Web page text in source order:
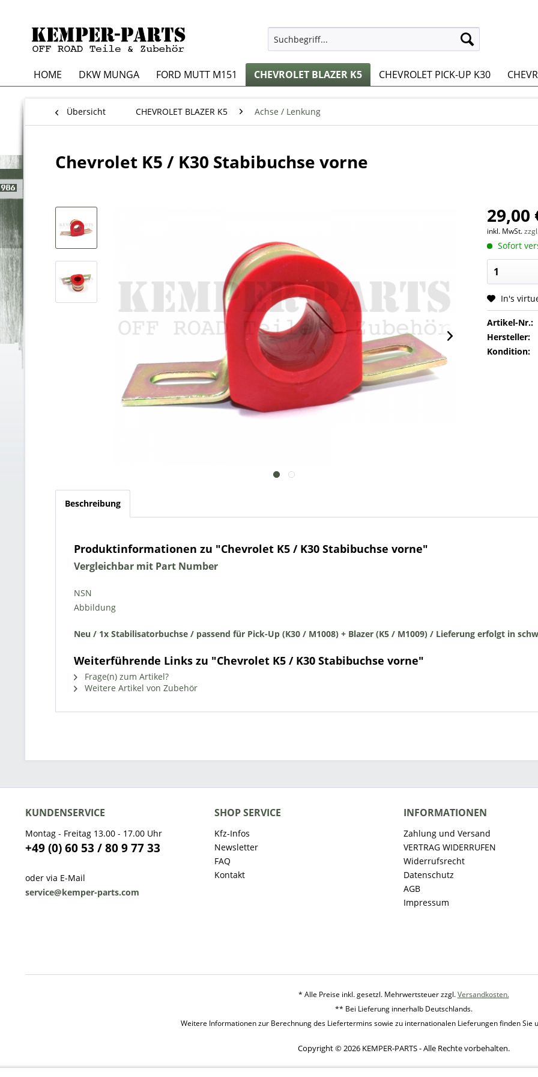
HOME DKW MUNGA FORD MUTT M151 CHEVROLET BLAZER K5 CHEVROLET PICK-UP K30
Übersicht CHEVROLET BLAZER K5 Achse / Lenkung
Chevrolet K5 / K30 Stabibuchse vorne
29,00
inkl. MwSt.
Sofort
In's
Artikel-Nr.:
Hersteller:
Kondition:
Beschreibung
Produktinformationen zu "Chevrolet K5 / K30 Stabibuchse vorne"
Vergleichbar mit Part Number
NSN
Abbildung
Neu / 1x Stabilisatorbuchse / passend für Pick-Up (K30 / M1008) + Blazer (K5 / M1009) / Lieferung erfolgt in
Weiterführende Links zu "Chevrolet K5 / K30 Stabibuchse vorne"
Frage(n) zum Artikel?
Weitere Artikel von Zubehör
KUNDENSERVICE
Montag - Freitag 13.00 - 17.00 Uhr
+49 (0) 60 53 / 80 9 77 33
oder via E-Mail
service@kemper-parts.com
SHOP SERVICE
Kfz-Infos
Newsletter
FAQ
Kontakt
INFORMATIONEN
Zahlung und Versand
VERTRAG WIDERRUFEN
Widerrufsrecht
Datenschutz
AGB
Impressum
* Alle Preise inkl. gesetzl. Mehrwertsteuer zzgl.Versandkosten.
** Bei Lieferung innerhalb Deutschlands.
Weitere Informationen zur Berechnung des Liefertermins sowie zu internationalen Lieferungen finden Sie
Copyright © 2026 KEMPER-PARTS - Alle Rechte vorbehalten.